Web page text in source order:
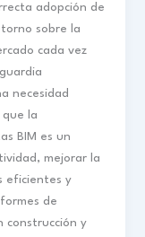
adopción de
sobre la
cada vez
necesidad
que la
BIM es un
mejorar la
eficientes y
de
construcción y